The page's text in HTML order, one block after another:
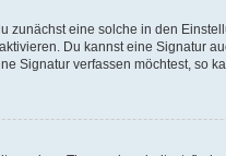
zunächst eine solche in den
Du kannst eine
Signatur verfassen möchtest, so